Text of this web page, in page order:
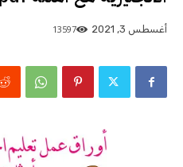
أغسطس 3, 2021 13597